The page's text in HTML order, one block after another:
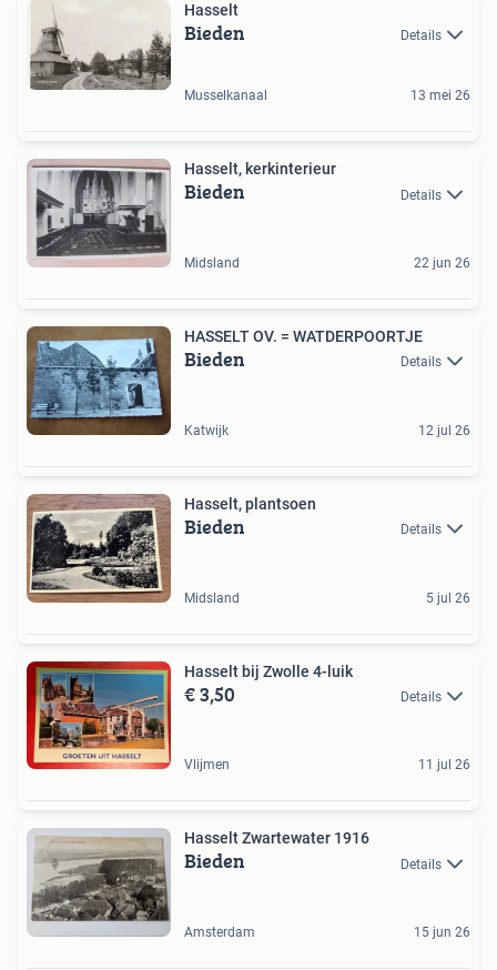
Hasselt
Bieden Details
Musselkanaal 13 mei 26
Hasselt, kerkinterieur
Bieden Details
Midsland 22 jun 26
HASSELT OV. = WATDERPOORTJE
Bieden Details
Katwijk 12 jul 26
Hasselt, plantsoen
Bieden Details
Midsland 5 jul 26
Hasselt bij Zwolle 4-luik
€ 3,50 Details
Vlijmen 11 jul 26
Hasselt Zwartewater 1916
Bieden Details
Amsterdam 15 jun 26